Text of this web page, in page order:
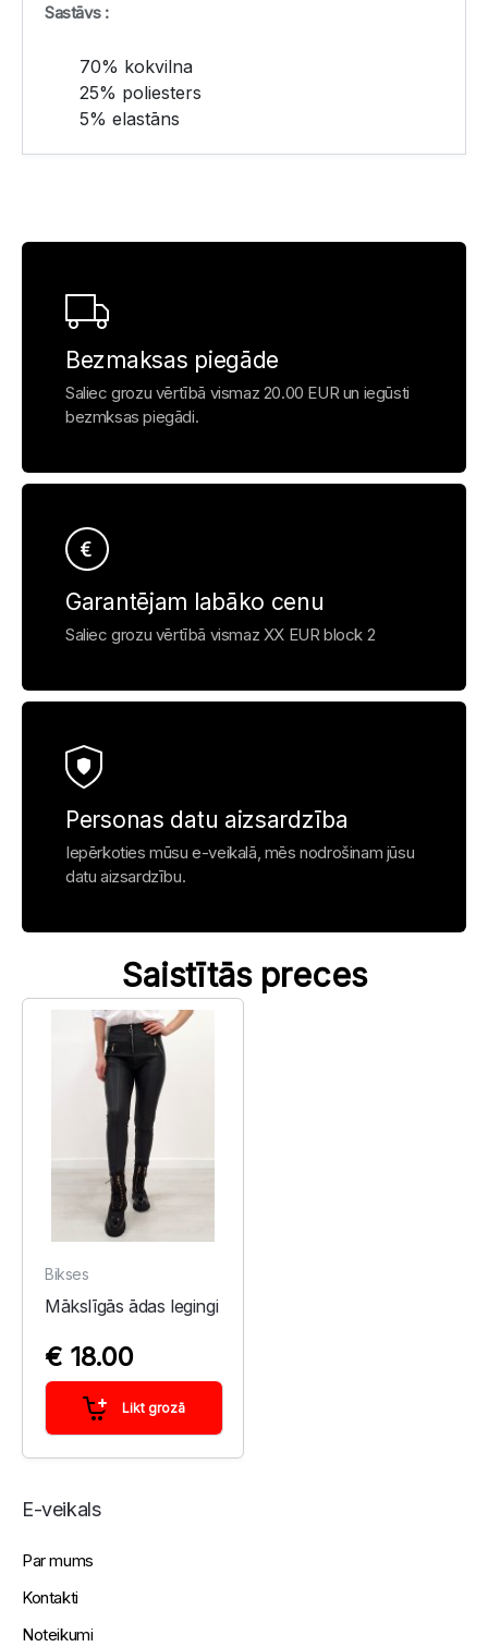
Sastāvs :
70% kokvilna
25% poliesters
5% elastāns
Bezmaksas piegāde
Saliec grozu vērtībā vismaz 20.00 EUR un iegūsti
bezmksas piegādi.
Garantējam labāko cenu
Saliec grozu vērtībā vismaz XX EUR block 2
Personas datu aizsardzība
Iepērkoties mūsu e-veikalā, mēs nodrošinam jūsu
datu aizsardzību.
Saistītās preces
Bikses
Mākslīgās ādas legingi
€ 18.00
Likt grozā
E-veikals
Par mums
Kontakti
Noteikumi